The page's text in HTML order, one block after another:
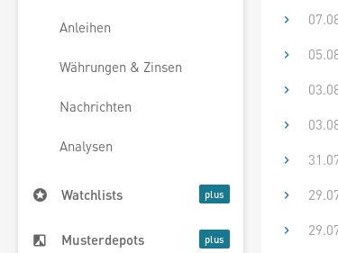
Anleihen
Währungen & Zinsen
Nachrichten
Analysen
Watchlists
Musterdepots